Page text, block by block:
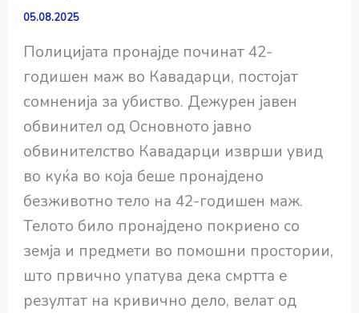
05.08.2025
Полицијата пронајде починат 42-
годишен маж во Кавадарци, постојат
сомненија за убиство. Дежурен јавен
обвинител од Основното јавно
обвинителство Кавадарци изврши увид
во куќа во која беше пронајдено
безживотно тело на 42-годишен маж.
Телото било пронајдено покриено со
земја и предмети во помошни простории,
што првично упатува дека смртта е
резултат на кривично дело, велат од